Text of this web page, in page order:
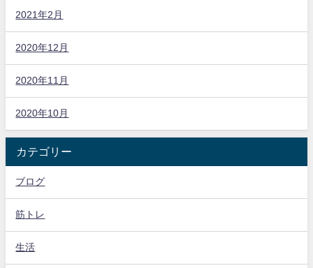
2021年2月
2020年12月
2020年11月
2020年10月
カテゴリー
ブログ
筋トレ
生活